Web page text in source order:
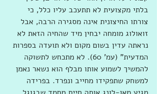
בלתי מקצועית לא תתעכב עליו כלל, כי
צורתו החיצונית אינה מסגירה הרבה, אבל
זואולוג מומחה יבחין מיד שהחיה הזאת לא
נראתה עדין בשום מקום ולא תועדה בספרות
המדעית” (עמ' 60). לא מתכחש לתשוקה
להמשיך לשמוע אותו מבלף הוא נשאר נאמן
למשחק שתפקידו מחייב ונפרד. בפרידה